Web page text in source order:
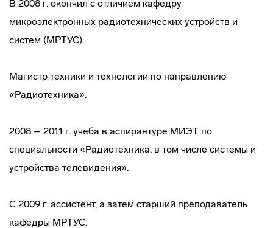
В 2008 г. окончил с отличием кафедру
микроэлектронных радиотехнических устройств и
систем (МРТУС).
Магистр техники и технологии по направлению
«Радиотехника».
2008 – 2011 г. учеба в аспирантуре МИЭТ по
специальности «Радиотехника, в том числе системы и
устройства телевидения».
С 2009 г. ассистент, а затем старший преподаватель
кафедры МРТУС.